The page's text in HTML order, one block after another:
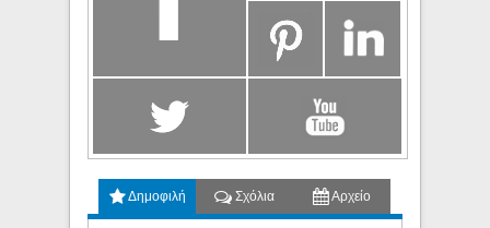
Δημοφιλή Σχόλια Αρχείο